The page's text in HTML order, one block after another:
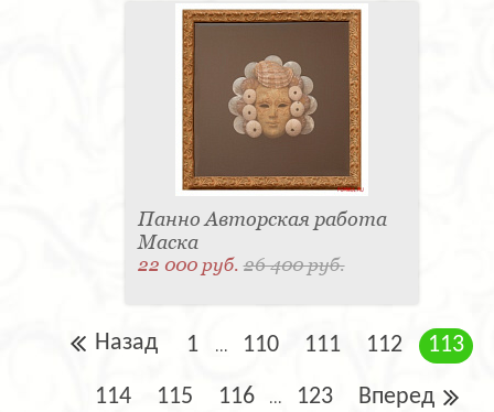
Панно Авторская работа
Маска
22 000 руб.26 400 руб.
Назад 1 ... 110 111 112 113
114 115 116 ... 123 Вперед